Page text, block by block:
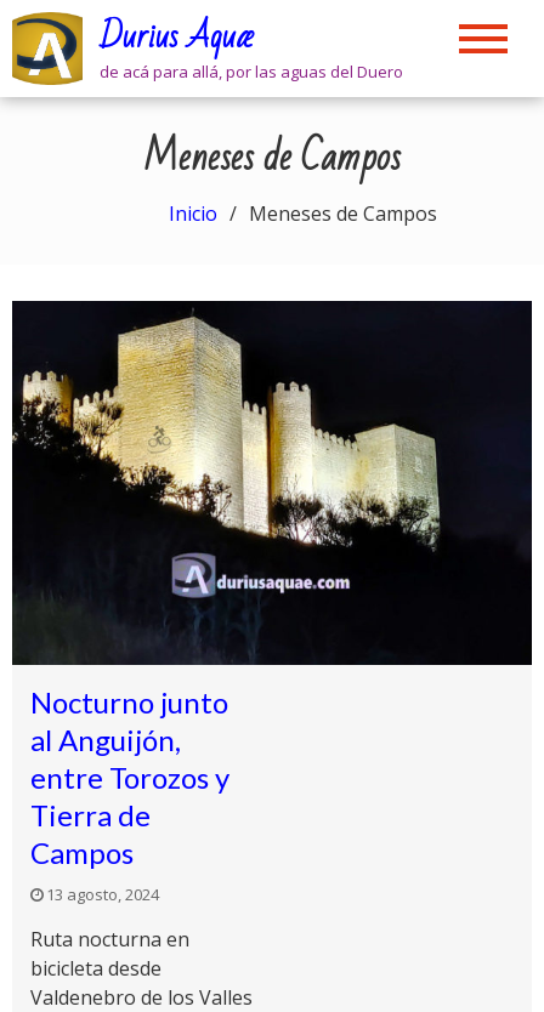
Skip
content
Durius Aquæ
de acá para allá, por las aguas del Duero
Meneses de Campos
Inicio Meneses de Campos
Nocturno junto
al Anguijón,
entre Torozos y
Tierra de
Campos
13 agosto, 2024
Ruta nocturna en
bicicleta desde
Valdenebro de los Valles